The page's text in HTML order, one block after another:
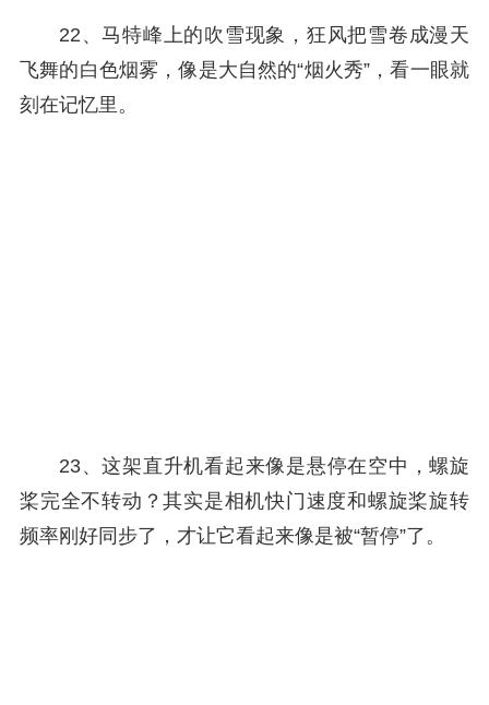
22、马特峰上的吹雪现象，狂风把雪卷成漫天
飞舞的白色烟雾，像是大自然的“烟火秀”，看一眼就
刻在记忆里。
23、这架直升机看起来像是悬停在空中，螺旋
桨完全不转动？其实是相机快门速度和螺旋桨旋转
频率刚好同步了，才让它看起来像是被“暂停”了。